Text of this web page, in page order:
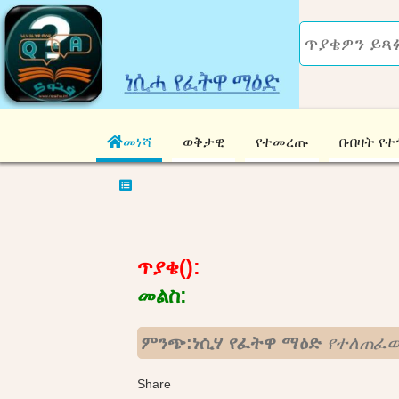
መነሻ ወቅታዊ የተመረጡ በብዛት
ጥያቄ():
መልስ:
ምንጭ:ነሲሃ የፈትዋ ማዕድ
Share